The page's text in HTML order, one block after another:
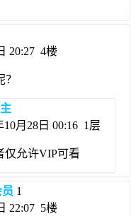
20:27 4楼
10月28日 00:16 1层
仅允许VIP可看
1
22:07 5楼